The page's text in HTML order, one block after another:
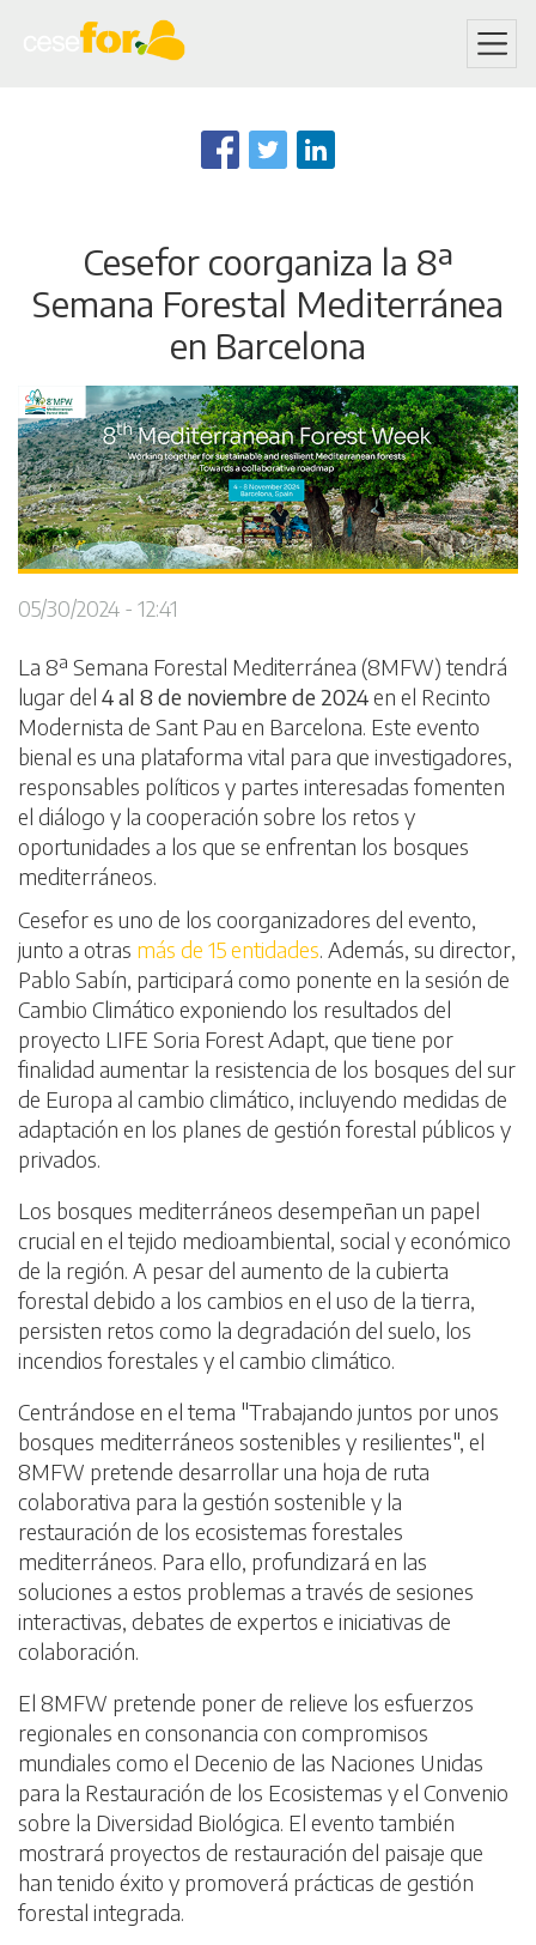
to
main
Cesefor coorganiza la 8ª
Semana Forestal Mediterránea
en Barcelona
05/30/2024 - 12:41
La 8ª Semana Forestal Mediterránea (8MFW) tendrá
lugar del 4 al 8 de noviembre de 2024 en el Recinto
Modernista de Sant Pau en Barcelona. Este evento
bienal es una plataforma vital para que investigadores,
responsables políticos y partes interesadas fomenten
el diálogo y la cooperación sobre los retos y
oportunidades a los que se enfrentan los bosques
mediterráneos.
Cesefor es uno de los coorganizadores del evento,
junto a otras más de 15 entidades. Además, su director,
Pablo Sabín, participará como ponente en la sesión de
Cambio Climático exponiendo los resultados del
proyecto LIFE Soria Forest Adapt, que tiene por
finalidad aumentar la resistencia de los bosques del sur
de Europa al cambio climático, incluyendo medidas de
adaptación en los planes de gestión forestal públicos y
privados.
Los bosques mediterráneos desempeñan un papel
crucial en el tejido medioambiental, social y económico
de la región. A pesar del aumento de la cubierta
forestal debido a los cambios en el uso de la tierra,
persisten retos como la degradación del suelo, los
incendios forestales y el cambio climático.
Centrándose en el tema "Trabajando juntos por unos
bosques mediterráneos sostenibles y resilientes", el
8MFW pretende desarrollar una hoja de ruta
colaborativa para la gestión sostenible y la
restauración de los ecosistemas forestales
mediterráneos. Para ello, profundizará en las
soluciones a estos problemas a través de sesiones
interactivas, debates de expertos e iniciativas de
colaboración.
El 8MFW pretende poner de relieve los esfuerzos
regionales en consonancia con compromisos
mundiales como el Decenio de las Naciones Unidas
para la Restauración de los Ecosistemas y el Convenio
sobre la Diversidad Biológica. El evento también
mostrará proyectos de restauración del paisaje que
han tenido éxito y promoverá prácticas de gestión
forestal integrada.